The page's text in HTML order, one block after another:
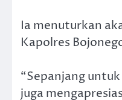
Ia menuturkan
Kapolres
“Sepanjang
juga